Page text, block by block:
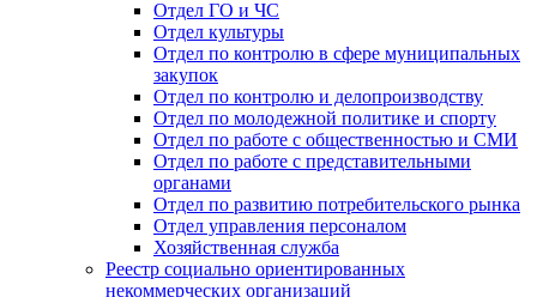
Отдел ГО и ЧС
Отдел культуры
Отдел по контролю в сфере муниципальных
закупок
Отдел по контролю и делопроизводству
Отдел по молодежной политике и спорту
Отдел по работе с общественностью и СМИ
Отдел по работе с представительными
органами
Отдел по развитию потребительского рынка
Отдел управления персоналом
Хозяйственная служба
Реестр социально ориентированных
некоммерческих организаций